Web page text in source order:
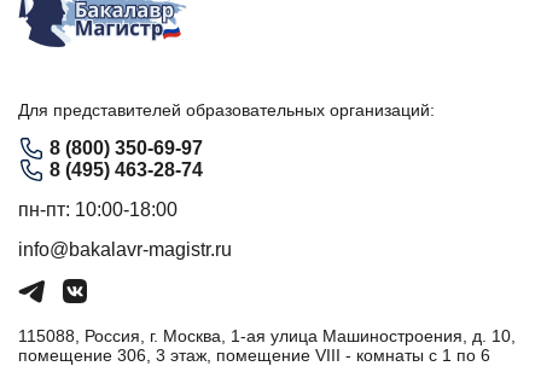
Для представителей образовательных организаций:
8 (800) 350-69-97
8 (495) 463-28-74
пн-пт: 10:00-18:00
info@bakalavr-magistr.ru
115088, Россия, г. Москва, 1-ая улица Машиностроения, д. 10,
помещение 306, 3 этаж, помещение VIII - комнаты с 1 по 6